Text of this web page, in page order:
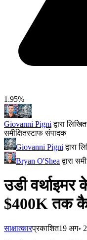
1.95%
Giovanni Pigni द्वारा लिखित
समीक्षितस्टाफ संपादक
Giovanni Pigni द्वारा
Bryan O'Shea द्वारा
उडी
$400K तक
साक्षात्कारप्रकाशित19 अग॰